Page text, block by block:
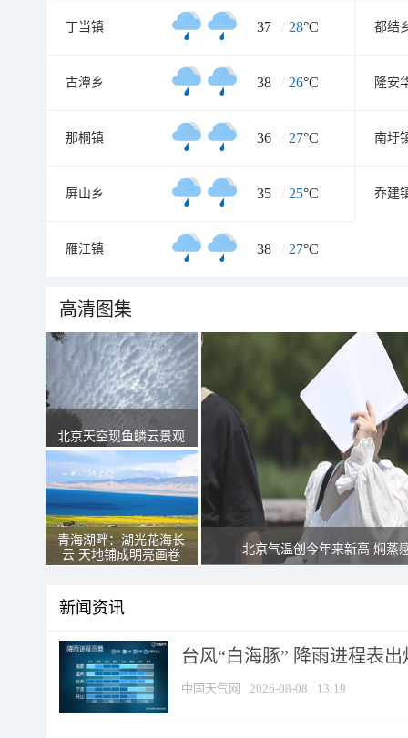
丁当镇 37 / 28°C 都结
古潭乡 38 / 26°C
那桐镇 36 / 27°C 南圩
屏山乡 35 / 25°C 乔建
雁江镇 38 / 27°C
高清图集
北京天空现鱼鳞云景观
青海湖畔：湖光花海长
云 天地铺成明亮画卷
北京气温创今年来新高 焖蒸
新闻资讯
台风“白海豚” 降雨进程表
中国天气网 2026-08-08 13:19